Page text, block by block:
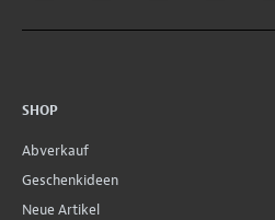
SHOP
Abverkauf
Geschenkideen
Neue Artikel